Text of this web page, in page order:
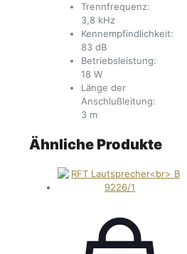
Trennfrequenz:
3,8 kHz
Kennempfindlichkeit:
83 dB
Betriebsleistung:
18 W
Länge der
Anschlußleitung:
3 m
Ähnliche Produkte